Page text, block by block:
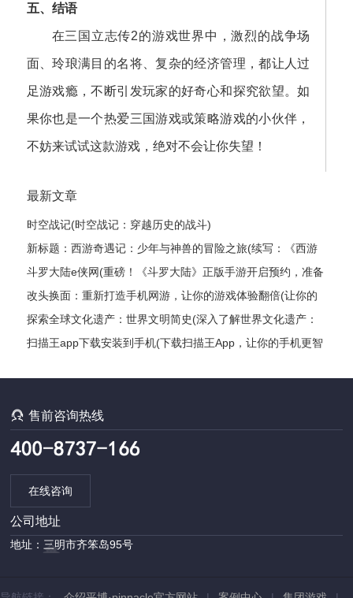
五、结语
在三国立志传2的游戏世界中，激烈的战争场
面、玲琅满目的名将、复杂的经济管理，都让人过
足游戏瘾，不断引发玩家的好奇心和探究欲望。如
果你也是一个热爱三国游戏或策略游戏的小伙伴，
不妨来试试这款游戏，绝对不会让你失望！
最新文章
时空战记(时空战记：穿越历史的战斗)
新标题：西游奇遇记：少年与神兽的冒险之旅(续写：《西游
奇遇记：少年与神兽的冒险之旅》的继续探险)
斗罗大陆e侠网(重磅！《斗罗大陆》正版手游开启预约，准备
好了吗？)
改头换面：重新打造手机网游，让你的游戏体验翻倍(让你的
游戏体验翻倍：打造全新手机网游)
探索全球文化遗产：世界文明简史(深入了解世界文化遗产：
探索各国文明发展编年史)
扫描王app下载安装到手机(下载扫描王App，让你的手机更智
售前咨询热线
在线咨询
公司地址
地址：三明市齐笨岛95号